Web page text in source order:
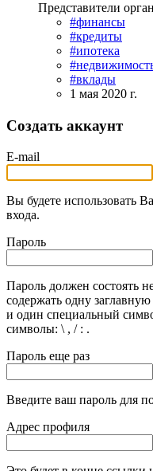
Представители
#финансы
#кредиты
#ипотека
#вклады
1 мая 2020 г.
Создать аккаунт
E-mail
Вы будете использовать
входа.
Пароль
Пароль должен состоять
содержать одну
и один специальный
символы: \ , / : .
Пароль еще раз
Введите ваш пароль для
Адрес профиля